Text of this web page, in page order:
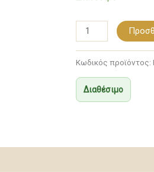
Κωδικός προϊόντος:
Διαθέσιμο